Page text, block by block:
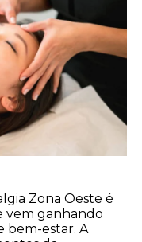
Zona Oeste é
vem ganhando
bem-estar. A